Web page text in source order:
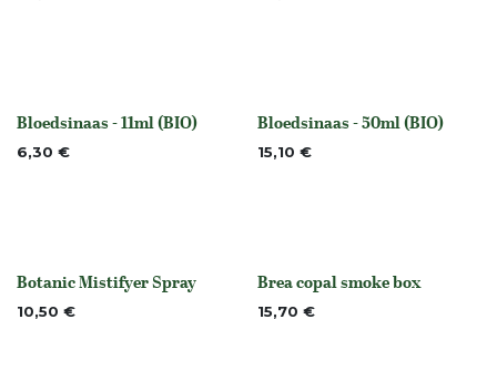
None
Bloedsinaas - 11ml (BIO)
6,30 € None
Bloedsinaas - 50ml (BIO)
15,10 €
None
Botanic Mistifyer Spray
10,50 € Niet op voorraad
Brea copal smoke box
15,70 €